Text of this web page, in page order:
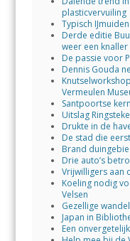
plasticvervuiling
Typisch IJmuiden
Derde editie
weer een knaller
De passie voor
Dennis Gouda
Vermeulen
Santpoortse
Uitslag
Drukte in de
De stad die
Brand
Drie auto’s
Vrijwilligers aan
Koeling nodig
Velsen
Gezellige
Japan in
Een